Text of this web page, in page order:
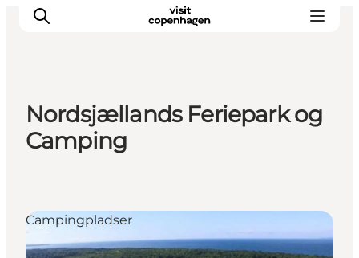
This is Copenhagen
Aktiviteter
Planlæg din tur
CopenPay
Nordsjællands Feriepark og
Camping
Campingpladser